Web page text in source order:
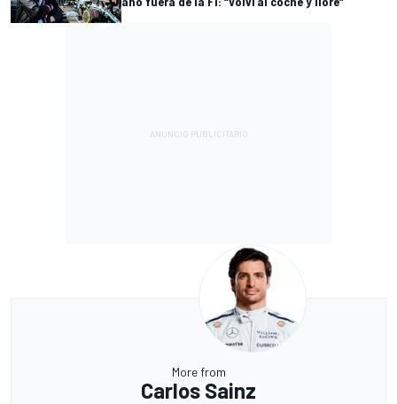
More from
Carlos Sainz